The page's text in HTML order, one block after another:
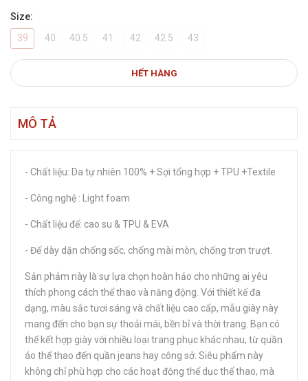
Size:
39
40 40.5 41 42 42.5 43
HẾT HÀNG
MÔ TẢ
- Chất liệu: Da tự nhiên 100% + Sợi tổng hợp + TPU +Textile
- Công nghệ : Light foam
- Chất liệu đế: cao su & TPU & EVA
- Đế dày dặn chống sốc, chống mài mòn, chống trơn trượt.
Sản phảm này là sự lựa chọn hoàn hảo cho những ai yêu
thích phong cách thể thao và năng động. Với thiết kế đa
dạng, màu sắc tươi sáng và chất liệu cao cấp, mẫu giày này
mang đến cho bạn sự thoải mái, bền bỉ và thời trang. Bạn có
thể kết hợp giày với nhiều loại trang phục khác nhau, từ quần
áo thể thao đến quần jeans hay công sở. Siêu phẩm này
không chỉ phù hợp cho các hoạt động thể dục thể thao, mà